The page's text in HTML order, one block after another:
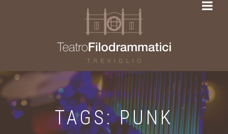
TAGS: PUNK